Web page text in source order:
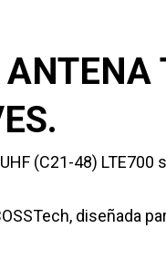
(C21-48)
diseñada